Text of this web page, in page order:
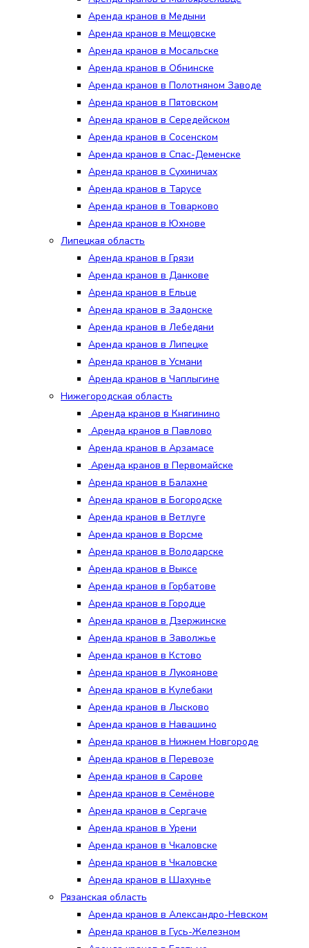
Аренда кранов в Медыни
Аренда кранов в Мещовске
Аренда кранов в Мосальске
Аренда кранов в Обнинске
Аренда кранов в Полотняном Заводе
Аренда кранов в Пятовском
Аренда кранов в Середейском
Аренда кранов в Сосенском
Аренда кранов в Спас-Деменске
Аренда кранов в Сухиничах
Аренда кранов в Тарусе
Аренда кранов в Товарково
Аренда кранов в Юхнове
Липецкая область
Аренда кранов в Грязи
Аренда кранов в Данкове
Аренда кранов в Ельце
Аренда кранов в Задонске
Аренда кранов в Лебедяни
Аренда кранов в Липецке
Аренда кранов в Усмани
Аренда кранов в Чаплыгине
Нижегородская область
Аренда кранов в Княгинино
Аренда кранов в Павлово
Аренда кранов в Арзамасе
Аренда кранов в Первомайске
Аренда кранов в Балахне
Аренда кранов в Богородске
Аренда кранов в Ветлуге
Аренда кранов в Ворсме
Аренда кранов в Володарске
Аренда кранов в Выксе
Аренда кранов в Горбатове
Аренда кранов в Городце
Аренда кранов в Дзержинске
Аренда кранов в Заволжье
Аренда кранов в Кстово
Аренда кранов в Лукоянове
Аренда кранов в Кулебаки
Аренда кранов в Лысково
Аренда кранов в Навашино
Аренда кранов в Нижнем Новгороде
Аренда кранов в Перевозе
Аренда кранов в Сарове
Аренда кранов в Семёнове
Аренда кранов в Сергаче
Аренда кранов в Урени
Аренда кранов в Чкаловске
Аренда кранов в Чкаловске
Аренда кранов в Шахунье
Рязанская область
Аренда кранов в Александро-Невском
Аренда кранов в Гусь-Железном